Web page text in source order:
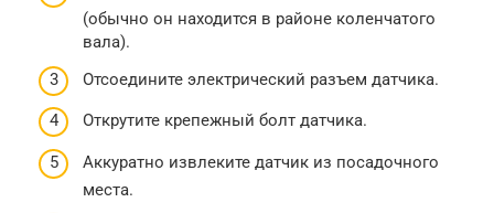
(обычно он находится в районе коленчатого
вала).
Отсоедините электрический разъем датчика.
Открутите крепежный болт датчика.
Аккуратно извлеките датчик из посадочного
места.